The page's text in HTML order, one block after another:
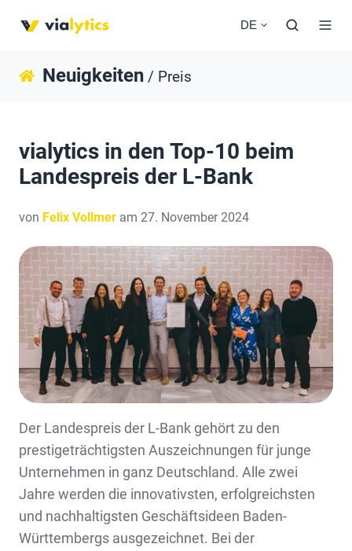
DE
Neuigkeiten / Preis
vialytics in den Top-10 beim
Landespreis der L-Bank
von Felix Vollmer am 27. November 2024
Der Landespreis der L-Bank gehört zu den
prestigeträchtigsten Auszeichnungen für junge
Unternehmen in ganz Deutschland. Alle zwei
Jahre werden die innovativsten, erfolgreichsten
und nachhaltigsten Geschäftsideen Baden-
Württembergs ausgezeichnet. Bei der